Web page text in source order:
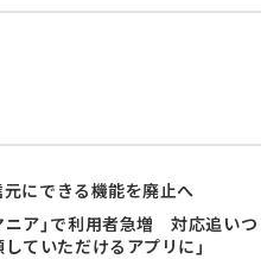
にできる機能を廃止へ
ニア」で利用者急増 対応追いつ
ていただけるアプリに」